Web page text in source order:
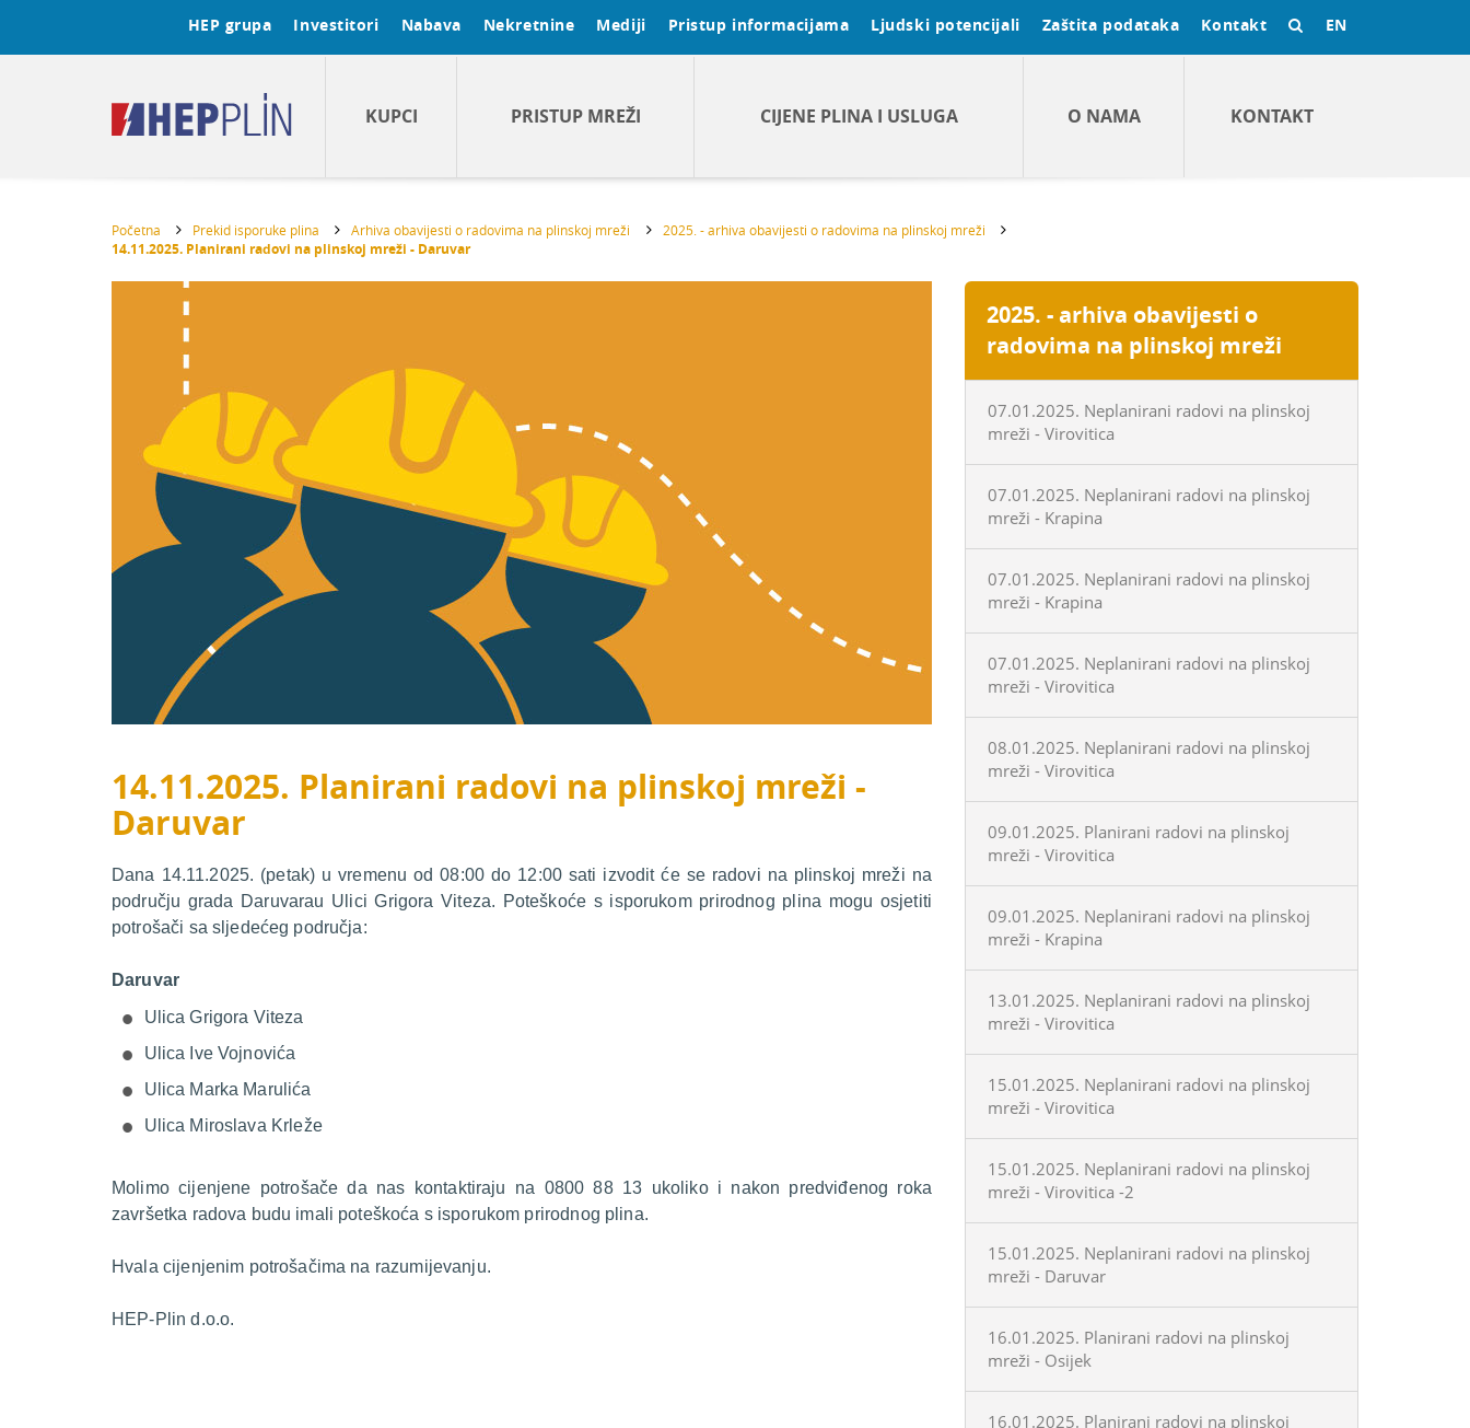
HEP grupa Investitori Nabava Nekretnine Mediji Pristup informacijama Ljudski potencijali Zaštita podataka Kontakt EN
KUPCI PRISTUP MREŽI CIJENE PLINA I USLUGA O NAMA KONTAKT
Početna Prekid isporuke plina Arhiva obavijesti o radovima na plinskoj mreži 2025. - arhiva obavijesti o radovima na plinskoj mreži
14.11.2025. Planirani radovi na plinskoj mreži - Daruvar
14.11.2025. Planirani radovi na plinskoj mreži -
Daruvar
Dana 14.11.2025. (petak) u vremenu od 08:00 do 12:00 sati izvodit će se radovi na plinskoj mreži na
području grada Daruvarau Ulici Grigora Viteza. Poteškoće s isporukom prirodnog plina mogu osjetiti
potrošači sa sljedećeg područja:
Daruvar
Ulica Grigora Viteza
Ulica Ive Vojnovića
Ulica Marka Marulića
Ulica Miroslava Krleže
Molimo cijenjene potrošače da nas kontaktiraju na 0800 88 13 ukoliko i nakon predviđenog roka
završetka radova budu imali poteškoća s isporukom prirodnog plina.
Hvala cijenjenim potrošačima na razumijevanju.
HEP-Plin d.o.o.
2025. - arhiva obavijesti o
radovima na plinskoj mreži
07.01.2025. Neplanirani radovi na plinskoj
mreži - Virovitica
07.01.2025. Neplanirani radovi na plinskoj
mreži - Krapina
07.01.2025. Neplanirani radovi na plinskoj
mreži - Krapina
07.01.2025. Neplanirani radovi na plinskoj
mreži - Virovitica
08.01.2025. Neplanirani radovi na plinskoj
mreži - Virovitica
09.01.2025. Planirani radovi na plinskoj
mreži - Virovitica
09.01.2025. Neplanirani radovi na plinskoj
mreži - Krapina
13.01.2025. Neplanirani radovi na plinskoj
mreži - Virovitica
15.01.2025. Neplanirani radovi na plinskoj
mreži - Virovitica
15.01.2025. Neplanirani radovi na plinskoj
mreži - Virovitica -2
15.01.2025. Neplanirani radovi na plinskoj
mreži - Daruvar
16.01.2025. Planirani radovi na plinskoj
mreži - Osijek
16.01.2025. Planirani radovi na plinskoj